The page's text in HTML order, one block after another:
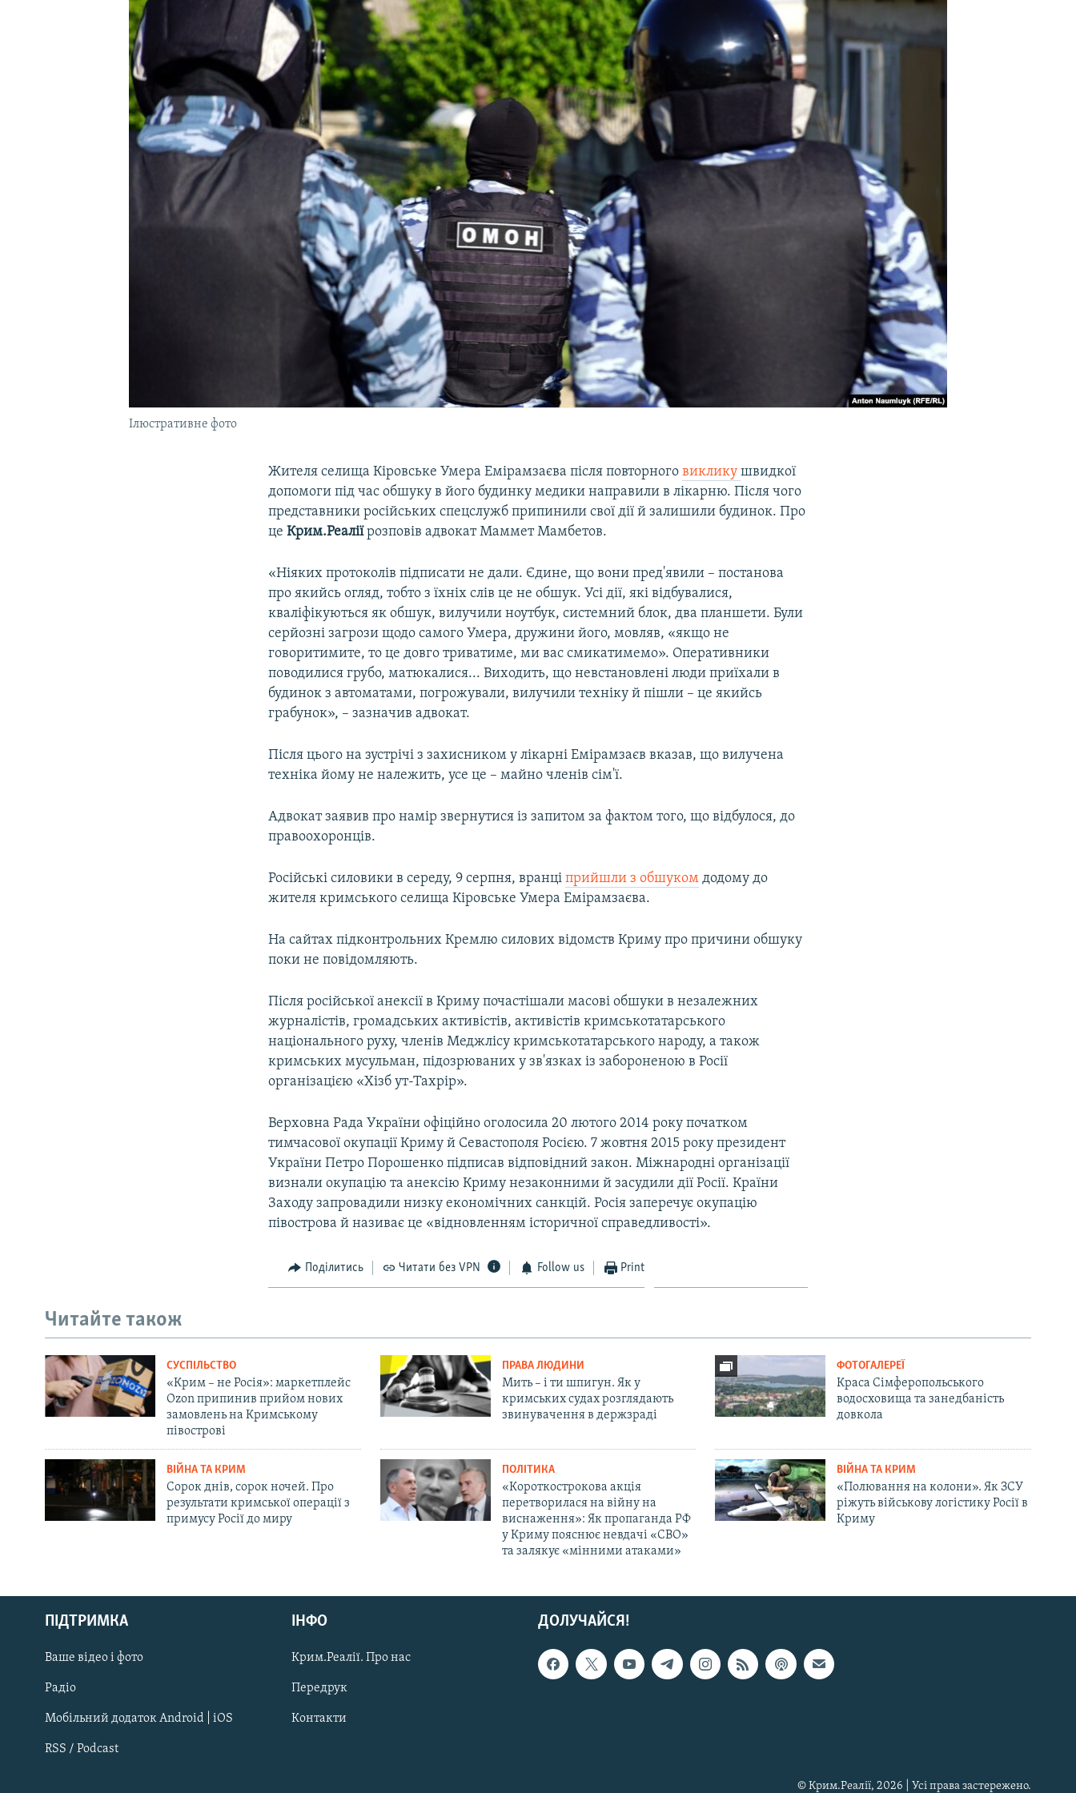
УКРАЇНСЬКА ПРОБЛЕМА КРИМУ
Русский
Qırımtatar
ДОЛУЧАЙСЯ!
Ілюстративне фото
Жителя селища Кіровське Умера Емірамзаєва після повторноговикликушвидкої
допомоги під час обшуку в його будинку медики направили в лікарню. Після чого
представники російських спецслужб припинили свої дії й залишили будинок. Про
цеКрим.Реаліїрозповів адвокат Маммет Мамбетов.
«Ніяких протоколів підписати не дали. Єдине, що вони пред'явили – постанова
про якийсь огляд, тобто з їхніх слів це не обшук. Усі дії, які відбувалися,
кваліфікуються як обшук, вилучили ноутбук, системний блок, два планшети. Були
серйозні загрози щодо самого Умера, дружини його, мовляв, «якщо не
говоритимите, то це довго триватиме, ми вас смикатимемо». Оперативники
поводилися грубо, матюкалися... Виходить, що невстановлені люди приїхали в
будинок з автоматами, погрожували, вилучили техніку й пішли – це якийсь
грабунок», – зазначив адвокат.
Після цього на зустрічі з захисником у лікарні Емірамзаєв вказав, що вилучена
техніка йому не належить, усе це – майно членів сім'ї.
Адвокат заявив про намір звернутися із запитом за фактом того, що відбулося, до
правоохоронців.
Російські силовики в середу, 9 серпня, вранціприйшли з обшуком додому до
жителя кримського селища Кіровське Умера Емірамзаєва.
На сайтах підконтрольних Кремлю силових відомств Криму про причини обшуку
поки не повідомляють.
Після російської анексії в Криму почастішали масові обшуки в незалежних
журналістів, громадських активістів, активістів кримськотатарського
національного руху, членів Меджлісу кримськотатарського народу, а також
кримських мусульман, підозрюваних у зв'язках із забороненою в Росії
організацією «Хізб ут-Тахрір».
Верховна Рада України офіційно оголосила 20 лютого 2014 року початком
тимчасової окупації Криму й Севастополя Росією. 7 жовтня 2015 року президент
України Петро Порошенко підписав відповідний закон. Міжнародні організації
визнали окупацію та анексію Криму незаконними й засудили дії Росії. Країни
Заходу запровадили низку економічних санкцій. Росія заперечує окупацію
півострова й називає це «відновленням історичної справедливості».
Поділитись Читати без VPN Follow us Print
Читайте також
СУСПІЛЬСТВО
«Крим – не Росія»: маркетплейс
Ozon припинив прийом нових
замовлень на Кримському
півострові
ПРАВА ЛЮДИНИ
Мить – і ти шпигун. Як у
кримських судах розглядають
звинувачення в держзраді
ФОТОГАЛЕРЕЇ
Краса Сімферопольського
водосховища та занедбаність
довкола
ВІЙНА ТА КРИМ
Сорок днів, сорок ночей. Про
результати кримської операції з
примусу Росії до миру
ПОЛІТИКА
«Короткострокова акція
перетворилася на війну на
виснаження»: Як пропаганда РФ
у Криму пояснює невдачі «СВО»
та залякує «мінними атаками»
ВІЙНА ТА КРИМ
«Полювання на колони». Як ЗСУ
ріжуть військову логістику Росії в
Криму
ДОЛУЧАЙСЯ!
ПІДТРИМКА
Ваше відео і фото
Радіо
Мобільний додаток Android | iOS
RSS / Podcast
ІНФО
Крим.Реалії. Про нас
Передрук
Контакти
© Крим.Реалії, 2026 | Усі права застережено.